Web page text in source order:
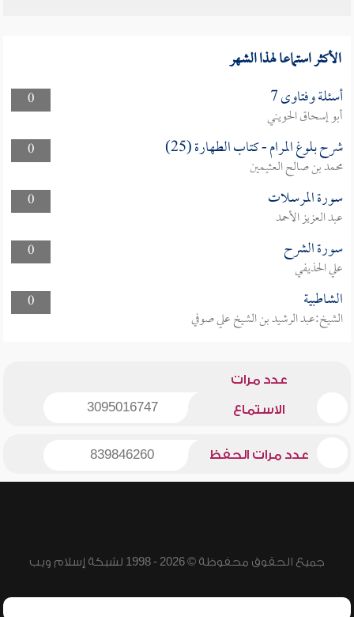
الأكثر استماعا لهذا الشهر
0 أسئلة وفتاوى 7
أبو إسحاق الحويني
0
شرح بلوغ المرام - كتاب الطهارة (25)
محمد بن صالح العثيمين
0
سورة المرسلات
عبد العزيز الأحمد
0
سورة الشرح
علي الحذيفي
0
الشاطبية
الشيخ:عبد الرشيد بن الشيخ علي صوفي
عدد مرات
الاستماع 3095016747
عدد مرات الحفظ 839846260
جميع الحقوق محفوظة © 2026 - 1998 لشبكة إسلام ويب